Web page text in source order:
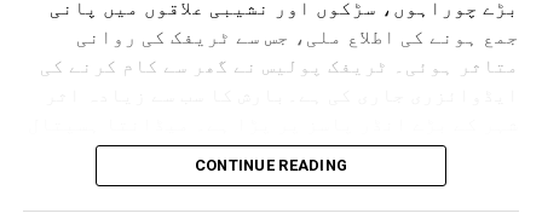
بڑے چوراہوں، سڑکوں اور نشیبی علاقوں میں پانی
جمع ہونے کی اطلاع ملی، جس سے ٹریفک کی روانی
متاثر ہوئی۔ ٹریفک پولیس نے گھر سے کام کرنے کی
سے دہلی کی طرف جانے والا انڈر پاس کئی فٹ پانی سے
بھر گیا۔ ایک گاڑی رک گئی اور پانی بھرنے میں
پھنس گئی۔ اسی طرح سرائے الوردی ریلوے انڈر پاس
CONTINUE READING